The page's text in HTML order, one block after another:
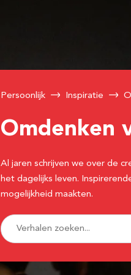
Persoonlijk Inspiratie
Omdenken
Al jaren schrijven we over de
het dagelijks leven.
mogelijkheid maakten.